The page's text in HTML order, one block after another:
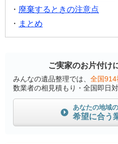
廃棄するときの注意点
まとめ
ご実家のお片付け
みんなの遺品整理では、 全国914
数業者の相見積もり・全国即日
あなたの地域
希望に合う